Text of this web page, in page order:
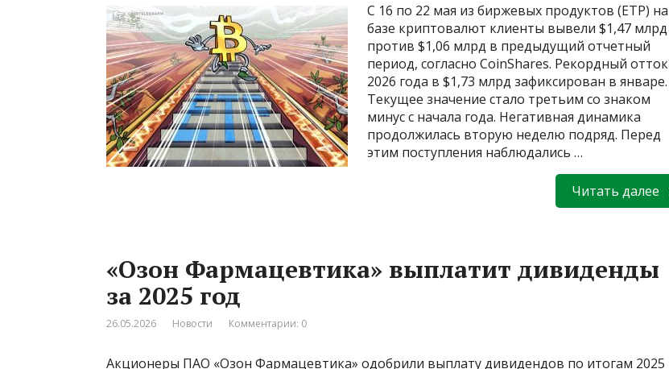
С 16 по 22 мая из биржевых продуктов (ETP) на
базе криптовалют клиенты вывели $1,47 млрд
против $1,06 млрд в предыдущий отчетный
период, согласно CoinShares. Рекордный отток
2026 года в $1,73 млрд зафиксирован в январе.
Текущее значение стало третьим со знаком
минус с начала года. Негативная динамика
продолжилась вторую неделю подряд. Перед
этим поступления наблюдались …
Читать далее
«Озон Фармацевтика» выплатит дивиденды
за 2025 год
26.05.2026 Новости Комментарии: 0
Акционеры ПАО «Озон Фармацевтика» одобрили выплату дивидендов по итогам 2025